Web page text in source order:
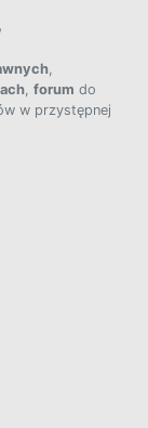
,
, forum do
w przystępnej